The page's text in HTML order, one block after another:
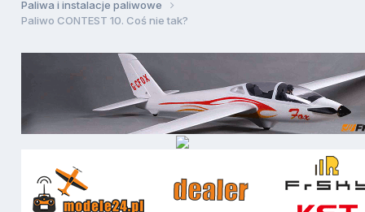
Paliwa i instalacje paliwowe
Paliwo CONTEST 10. Coś nie tak?